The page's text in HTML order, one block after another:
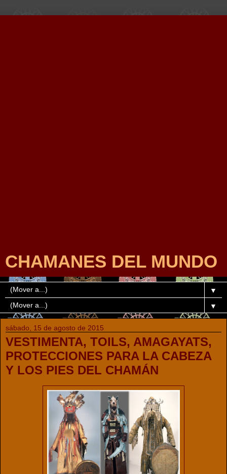
CHAMANES DEL MUNDO
▼
▼
sábado, 15 de agosto de 2015
VESTIMENTA, TOILS, AMAGAYATS,
PROTECCIONES PARA LA CABEZA
Y LOS PIES DEL CHAMÁN